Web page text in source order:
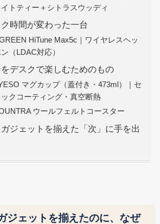
トティー＋シトラスウッディ
時間が変わった一台
HiTune Max5c｜ワイヤレスヘッ
ン（LDAC対応）
デスクで楽しむためのもの
マグカップ（蓋付き・473ml）｜セ
クコーティング・真空断熱
ウールフェルトコースター
ガジェットを揃えた「次」に手を出
ジェットを揃えたのに、なぜ